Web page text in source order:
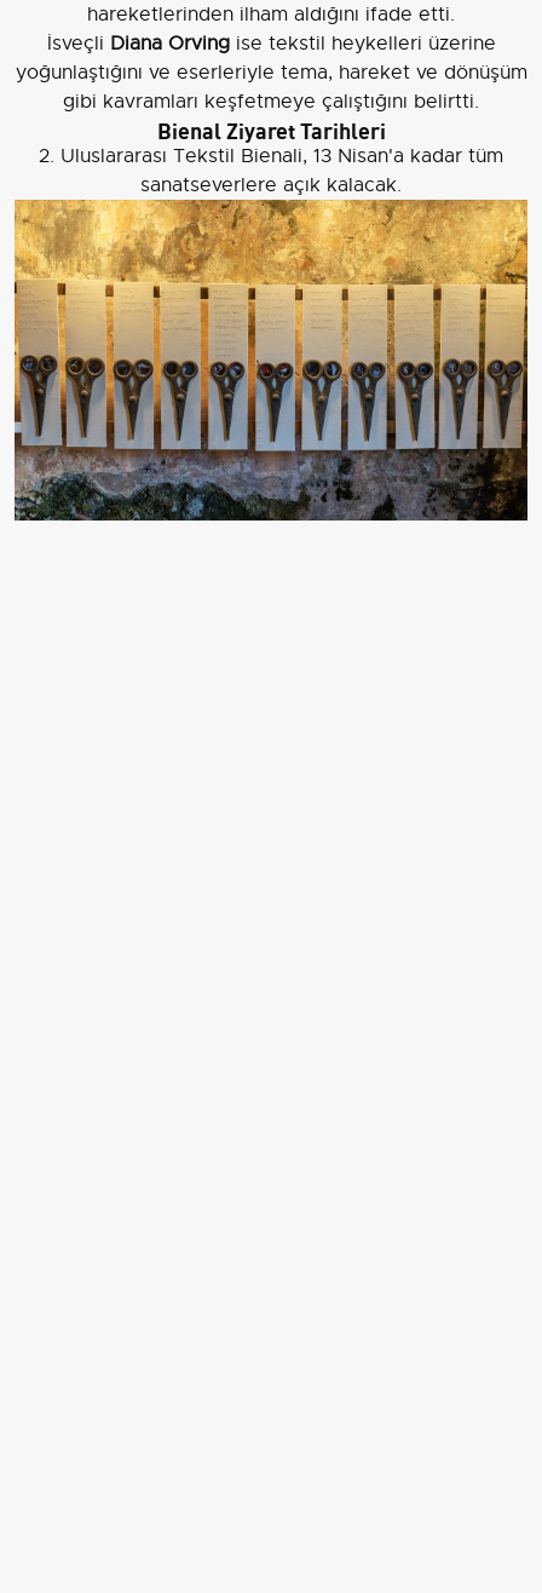
hareketlerinden ilham aldığını ifade etti.
İsveçli Diana Orvingise tekstil heykelleri üzerine
yoğunlaştığını ve eserleriyle tema, hareket ve dönüşüm
gibi kavramları keşfetmeye çalıştığını belirtti.
Bienal Ziyaret Tarihleri
2. Uluslararası Tekstil Bienali, 13 Nisan'a kadar tüm
sanatseverlere açık kalacak.